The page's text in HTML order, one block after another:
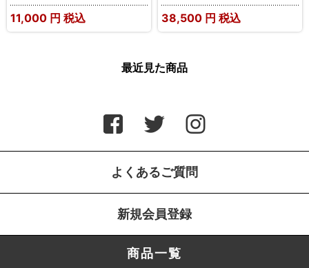
11,000 円 税込 38,500 円 税込
最近見た商品
よくあるご質問
新規会員登録
商品一覧